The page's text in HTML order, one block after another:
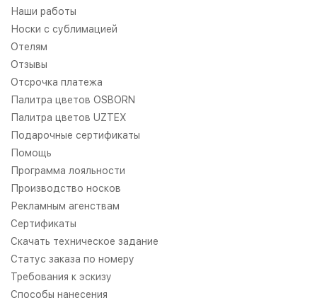
Наши работы
Носки с сублимацией
Отелям
Отзывы
Отсрочка платежа
Палитра цветов OSBORN
Палитра цветов UZTEX
Подарочные сертификаты
Помощь
Программа лояльности
Производство носков
Рекламным агенствам
Сертификаты
Скачать техническое задание
Статус заказа по номеру
Требования к эскизу
Способы нанесения